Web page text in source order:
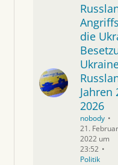
die
Jahren
2026
nobody
21. Februar
2022 um
23:52
Politik